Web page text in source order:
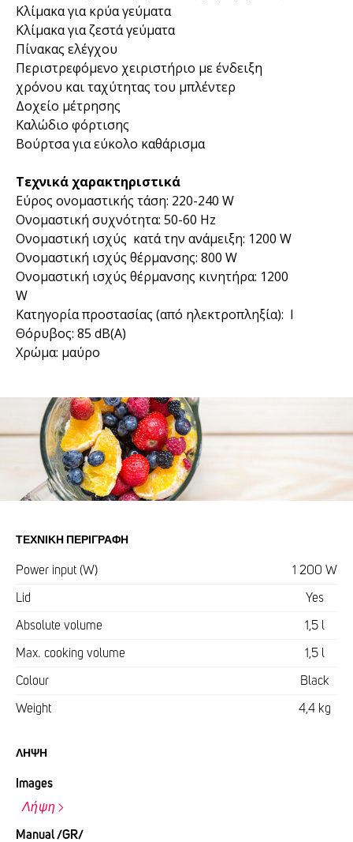
Κλίμακα για κρύα γεύματα
Κλίμακα για ζεστά γεύματα
Πίνακας ελέγχου
Περιστρεφόμενο χειριστήριο με ένδειξη
χρόνου και ταχύτητας του μπλέντερ
Δοχείο μέτρησης
Καλώδιο φόρτισης
Βούρτσα για εύκολο καθάρισμα
Τεχνικά χαρακτηριστικά
Εύρος ονομαστικής τάση: 220-240 W
Ονομαστική συχνότητα: 50-60 Hz
Ονομαστική ισχύς κατά την ανάμειξη: 1200 W
Ονομαστική ισχύς θέρμανσης: 800 W
Ονομαστική ισχύς θέρμανσης κινητήρα: 1200
W
Κατηγορία προστασίας (από ηλεκτροπληξία): I
Θόρυβος: 85 dB(A)
Χρώμα: μαύρο
ΤΕΧΝΙΚΉ ΠΕΡΙΓΡΑΦΉ
Power input (W) 1 200 W
Lid Yes
Absolute volume 1,5 l
Max. cooking volume 1,5 l
Colour Black
Weight 4,4 kg
ΛΉΨΗ
Images
Λήψη
Manual /GR/